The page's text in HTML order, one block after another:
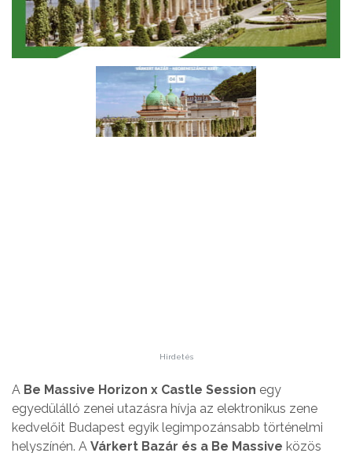
Hirdetés
A Be Massive Horizon x Castle Session egy
egyedülálló zenei utazásra hívja az elektronikus zene
kedvelőit Budapest egyik legimpozánsabb történelmi
helyszínén. A Várkert Bazár és a Be Massive közös